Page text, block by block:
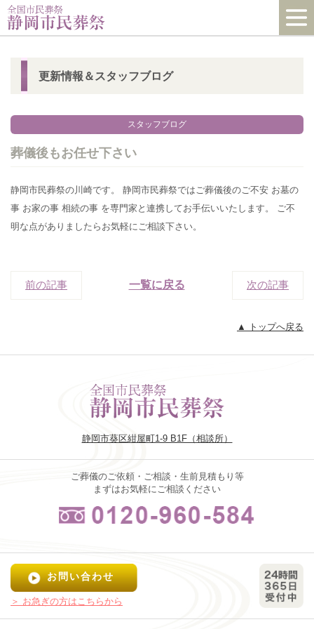
更新情報＆スタッフブログ
スタッフブログ
葬儀後もお任せ下さい
静岡市民葬祭の川崎です。 静岡市民葬祭ではご葬儀後のご不安 お墓の
事 お家の事 相続の事 を専門家と連携してお手伝いいたします。 ご不
明な点がありましたらお気軽にご相談下さい。
前の記事 一覧に戻る 次の記事
▲ トップへ戻る
静岡市葵区紺屋町1-9 B1F（相談所）
ご葬儀のご依頼・ご相談・生前見積もり等
まずはお気軽にご相談ください
お問い合わせ
＞ お急ぎの方はこちらから